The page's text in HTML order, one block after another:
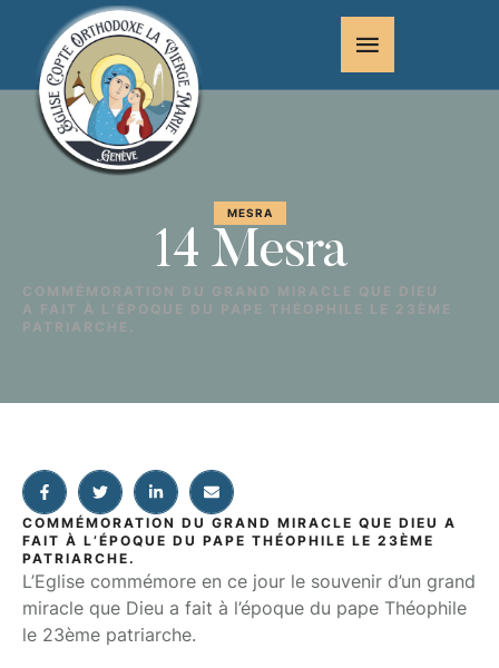
MESRA
14 Mesra
COMMÉMORATION DU GRAND MIRACLE QUE DIEU
A FAIT À L’ÉPOQUE DU PAPE THÉOPHILE LE 23ÈME
PATRIARCHE.
COMMÉMORATION DU GRAND MIRACLE QUE DIEU A
FAIT À L’ÉPOQUE DU PAPE THÉOPHILE LE 23ÈME
PATRIARCHE.
L’Eglise commémore en ce jour le souvenir d’un grand
miracle que Dieu a fait à l’époque du pape Théophile
le 23ème patriarche.